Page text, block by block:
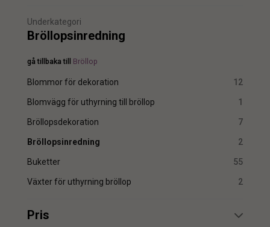
Underkategori
Bröllopsinredning
gå tillbaka till Bröllop
Blommor för dekoration 12
Blomvägg för uthyrning till bröllop 1
Bröllopsdekoration 7
Bröllopsinredning 2
Buketter 55
Växter för uthyrning bröllop 2
Pris